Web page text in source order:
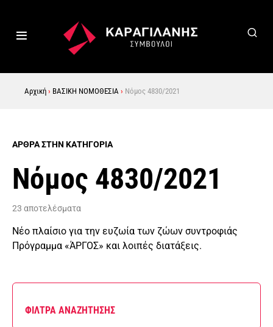
Αρχική › ΒΑΣΙΚΗ ΝΟΜΟΘΕΣΙΑ › Νόμος 4830/2021
ΆΡΘΡΑ ΣΤΗΝ ΚΑΤΗΓΟΡΊΑ
Νόμος 4830/2021
23 αποτελέσματα
Νέο πλαίσιο για την ευζωία των ζώων συντροφιάς
Πρόγραμμα «ΆΡΓΟΣ» και λοιπές διατάξεις.
ΦΙΛΤΡΑ ΑΝΑΖΗΤΗΣΗΣ